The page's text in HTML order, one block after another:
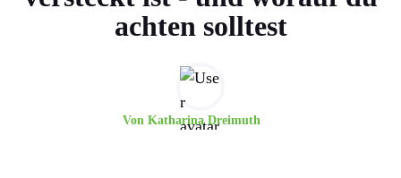
achten solltest
Von Katharina Dreimuth